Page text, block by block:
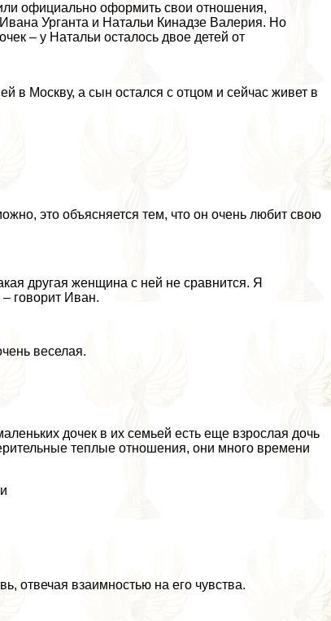
официально оформить свои отношения,
Ивана Урганта и Натальи Кинадзе Валерия. Но
– у Натальи осталось двое детей от
в Москву, а сын остался с отцом и сейчас живет в
это объясняется тем, что он очень любит свою
другая женщина с ней не сравнится. Я
говорит Иван.
веселая.
дочек в их семьей есть еще взрослая дочь
теплые отношения, они много времени
отвечая взаимностью на его чувства.